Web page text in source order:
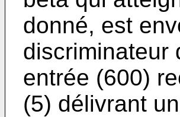
donné, est
discriminateur
entrée (600)
(5) délivrant